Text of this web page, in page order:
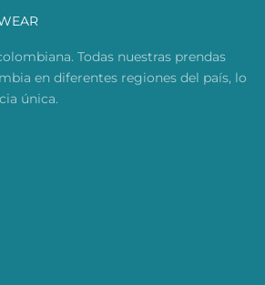
Todas nuestras prendas
en diferentes regiones del país, lo
única.